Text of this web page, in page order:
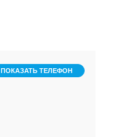
ПОКАЗАТЬ ТЕЛЕФОН